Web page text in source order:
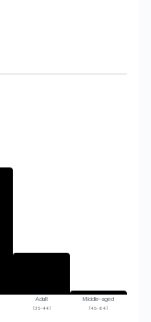
Adult
(35-44)
Middle-aged
(45-64)